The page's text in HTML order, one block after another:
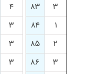
۳
۸۳ ۴
۱
۸۴ ۳
۲
۸۵ ۳
۳
۸۶ ۳